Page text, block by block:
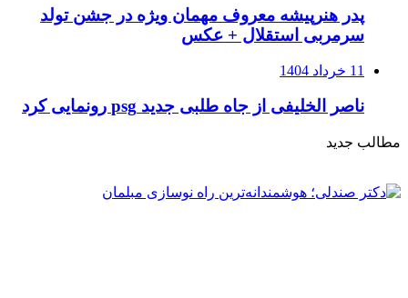
پدر هنرپیشه معروف مهمان ویژه در جشن تولد
سرمربی استقلال + عکس
11 خرداد 1404
ناصر الخلیفی از جاه طلبی جدید psg رونمایی کرد
مطالب جدید